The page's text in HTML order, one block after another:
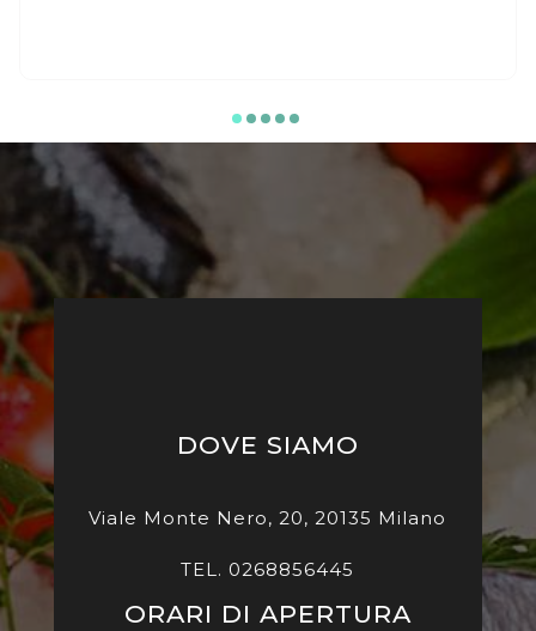
DOVE SIAMO
Viale Monte Nero, 20, 20135 Milano
TEL. 0268856445
ORARI DI APERTURA